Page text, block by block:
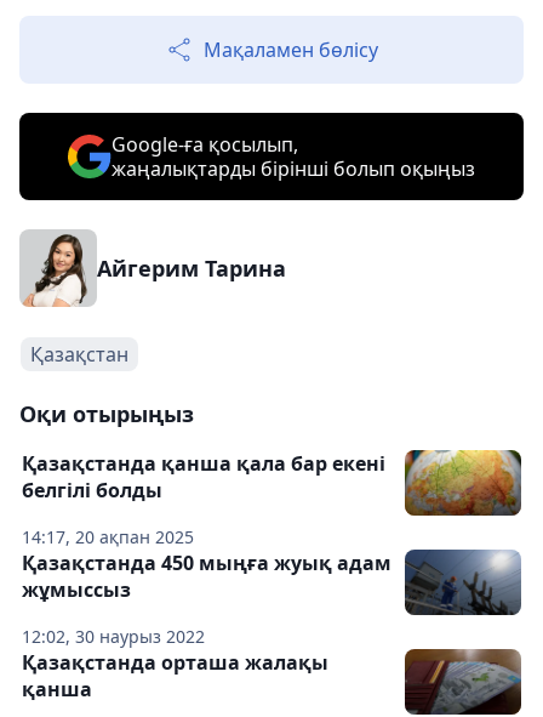
Мақаламен бөлісу
Google-ға қосылып,
жаңалықтарды бірінші болып оқыңыз
Айгерим Тарина
Қазақстан
Оқи отырыңыз
14:17, 20 ақпан 2025
Қазақстанда қанша қала бар екені
белгілі болды
12:02, 30 наурыз 2022
Қазақстанда 450 мыңға жуық адам
жұмыссыз
Қазақстанда орташа жалақы
қанша